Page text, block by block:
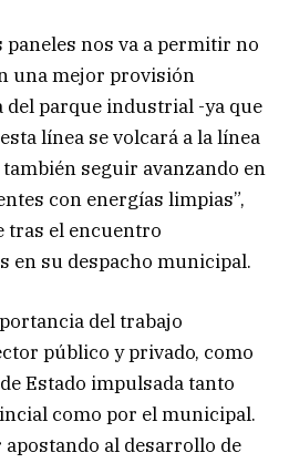
paneles nos va a permitir no
una mejor provisión
del parque industrial -ya que
línea se volcará a la línea
seguir avanzando en
con energías limpias”,
tras el encuentro
en su despacho municipal.
del trabajo
público y privado, como
Estado impulsada tanto
como por el municipal.
apostando al desarrollo de